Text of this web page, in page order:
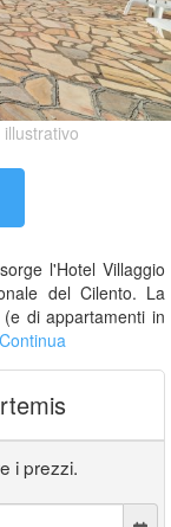
l'Hotel Villaggio
del Cilento. La
di appartamenti in
i prezzi.